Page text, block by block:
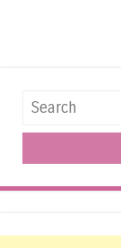
Search